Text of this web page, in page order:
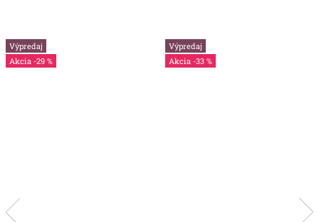
Výpredaj
-29 %
Výpredaj
-33 %